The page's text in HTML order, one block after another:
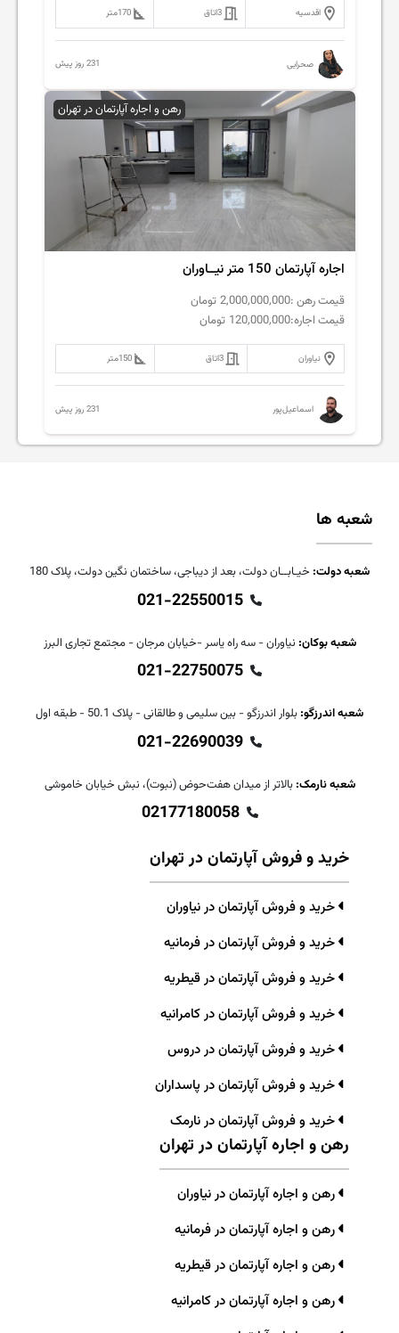
اقدسیه 3اتاق 170متر
صحرایی 231 روز پیش
رهن و اجاره آپارتمان در تهران
اجاره آپارتمان 150 متر نیــاوران
قیمت رهن :2,000,000,000 تومان
قیمت اجاره:120,000,000 تومان
نیاوران 3اتاق 150متر
اسماعیل‌پور 231 روز پیش
شعبه ها
شعبه دولت: خیـابــان دولت، بعد از دیباجی، ساختمان نگین دولت، پلاک 180
021-22550015
شعبه بوکان: نیاوران - سه راه یاسر -خیابان مرجان - مجتمع تجاری البرز
021-22750075
شعبه اندرزگو: بلوار اندرزگو - بین سلیمی و طالقانی - پلاک 50.1 - طبقه اول
021-22690039
شعبه نارمک: بالاتر از میدان هفت‌حوض (نبوت)، نبش خیابان خاموشی
02177180058
خرید و فروش آپارتمان در تهران
خرید و فروش آپارتمان در نیاوران
خرید و فروش آپارتمان در فرمانیه
خرید و فروش آپارتمان در قیطریه
خرید و فروش آپارتمان در کامرانیه
خرید و فروش آپارتمان در دروس
خرید و فروش آپارتمان در پاسداران
خرید و فروش آپارتمان در نارمک
رهن و اجاره آپارتمان در تهران
رهن و اجاره آپارتمان در نیاوران
رهن و اجاره آپارتمان در فرمانیه
رهن و اجاره آپارتمان در قیطریه
رهن و اجاره آپارتمان در کامرانیه